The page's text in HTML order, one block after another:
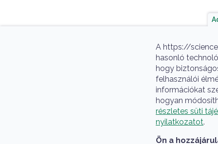
A https://
hasonló
hogy
felhasználói
információkat
hogyan
részletes süti
nyilatkozatot.
Ön a